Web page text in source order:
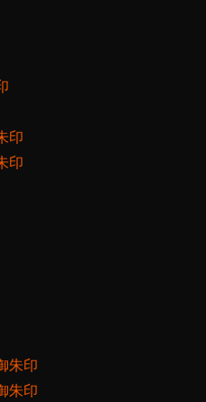
印
印
朱印
朱印